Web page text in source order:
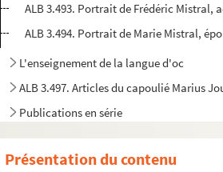
ALB 3.493. Portrait de Frédéric Mistral,
ALB 3.494. Portrait de Marie Mistral,
L'enseignement de la langue d'oc
ALB 3.497. Articles du capoulié Marius
Publications en série
Documentation à propos de la langue et de
Présentation du contenu